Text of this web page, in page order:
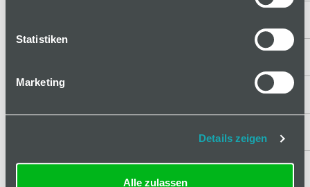
Statistiken
Marketing
Details zeigen
Alle zulassen
GST-Buchse
406517055 Verbindungsstecker